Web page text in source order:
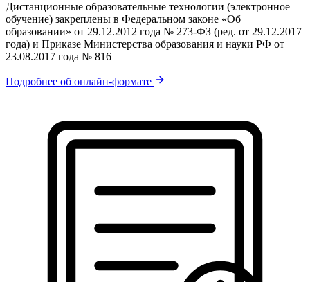
Дистанционные образовательные технологии (электронное
обучение) закреплены в Федеральном законе «Об
образовании» от 29.12.2012 года № 273-ФЗ (ред. от 29.12.2017
года) и Приказе Министерства образования и науки РФ от
23.08.2017 года № 816
Подробнее об онлайн-формате